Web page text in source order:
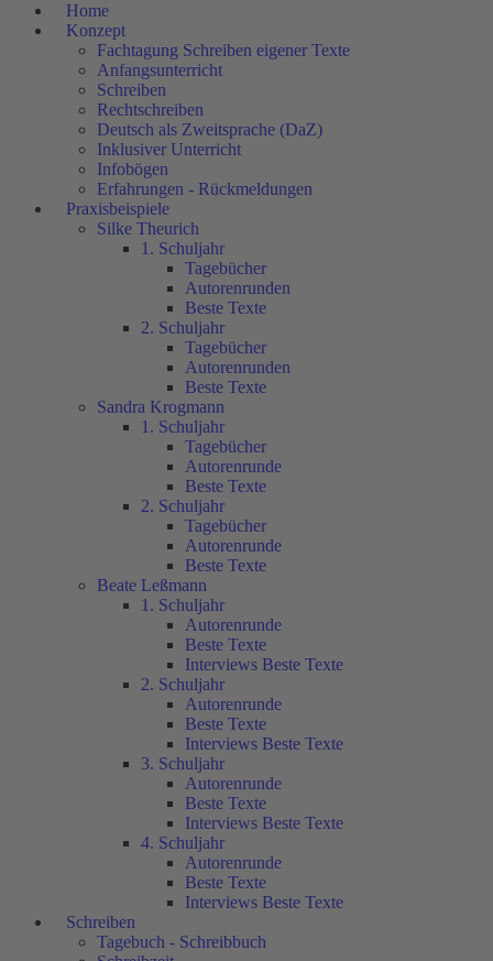
Home
Konzept
Fachtagung Schreiben eigener Texte
Anfangsunterricht
Schreiben
Rechtschreiben
Deutsch als Zweitsprache (DaZ)
Inklusiver Unterricht
Infobögen
Erfahrungen - Rückmeldungen
Praxisbeispiele
Silke Theurich
1. Schuljahr
Tagebücher
Autorenrunden
Beste Texte
2. Schuljahr
Tagebücher
Autorenrunden
Beste Texte
Sandra Krogmann
1. Schuljahr
Tagebücher
Autorenrunde
Beste Texte
2. Schuljahr
Tagebücher
Autorenrunde
Beste Texte
Beate Leßmann
1. Schuljahr
Autorenrunde
Beste Texte
Interviews Beste Texte
2. Schuljahr
Autorenrunde
Beste Texte
Interviews Beste Texte
3. Schuljahr
Autorenrunde
Beste Texte
Interviews Beste Texte
4. Schuljahr
Autorenrunde
Beste Texte
Interviews Beste Texte
Schreiben
Tagebuch - Schreibbuch